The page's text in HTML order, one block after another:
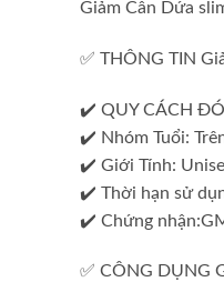
Giảm Cân Dứa
✅ THÔNG TIN
✔️ QUY CÁCH
✔️ Nhóm Tuổi:
✔️ Giới Tính:
✔️ Thời hạn sử
✔️ Chứng
✅ CÔNG DỤNG